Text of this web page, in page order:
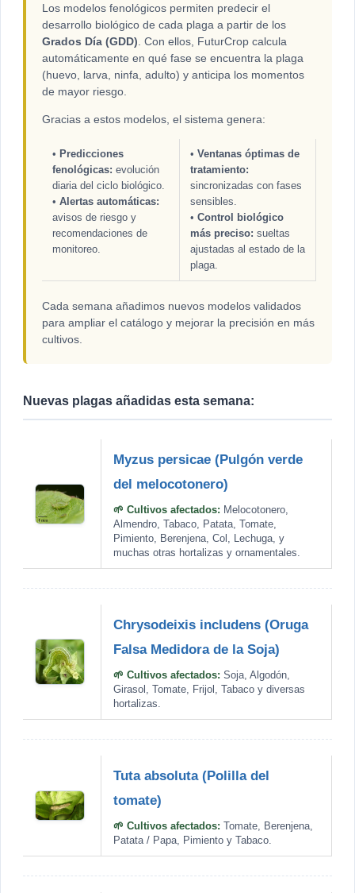
Los modelos fenológicos permiten predecir el
desarrollo biológico de cada plaga a partir de los
Grados Día (GDD) . Con ellos, FuturCrop calcula
automáticamente en qué fase se encuentra la plaga
(huevo, larva, ninfa, adulto) y anticipa los momentos
de mayor riesgo.
Gracias a estos modelos, el sistema genera:
• Predicciones
fenológicas: evolución
diaria del ciclo biológico.
• Alertas automáticas:
avisos de riesgo y
recomendaciones de
monitoreo.
• Ventanas óptimas de
tratamiento:
sincronizadas con fases
sensibles.
• Control biológico
más preciso: sueltas
ajustadas al estado de la
plaga.
Cada semana añadimos nuevos modelos validados
para ampliar el catálogo y mejorar la precisión en más
cultivos.
Nuevas plagas añadidas esta semana:
Myzus persicae (Pulgón verde
del melocotonero)
🌱 Cultivos afectados: Melocotonero,
Almendro, Tabaco, Patata, Tomate,
Pimiento, Berenjena, Col, Lechuga, y
muchas otras hortalizas y ornamentales.
Chrysodeixis includens (Oruga
Falsa Medidora de la Soja)
🌱 Cultivos afectados: Soja, Algodón,
Girasol, Tomate, Frijol, Tabaco y diversas
hortalizas.
Tuta absoluta (Polilla del
tomate)
🌱 Cultivos afectados: Tomate, Berenjena,
Patata / Papa, Pimiento y Tabaco.